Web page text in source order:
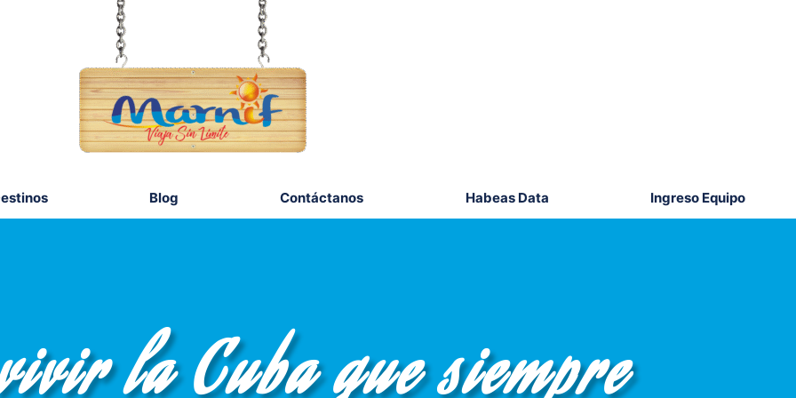
Blog Contáctanos Habeas Data Ingreso Equipo